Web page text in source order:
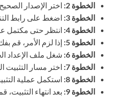
الخطوة 2:
اختر الإصدار
الخطوة 3:
اضغط على رابط
الخطوة 4:
انتظر حتى مكتمل
الخطوة 5:
إذا لزم الأمر، قم
الخطوة 6:
شغل ملف الإعداد
الخطوة 7:
اختر مسار التثبيت
الخطوة 8:
استكمل عملية
الخطوة 9:
بعد انتهاء